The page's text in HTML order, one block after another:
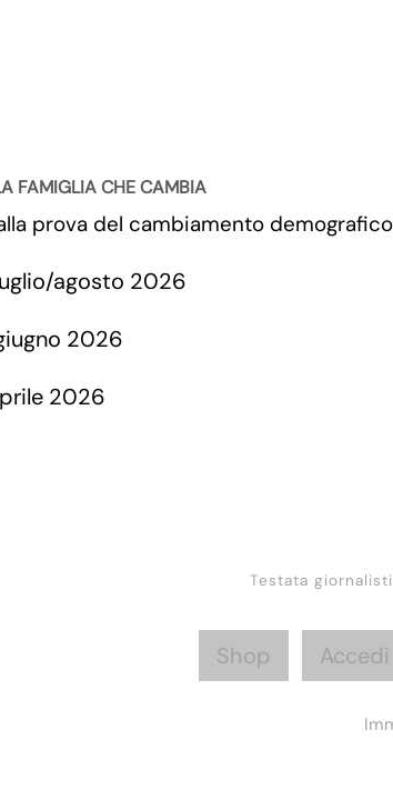
FAMIGLIA CHE CAMBIA
prova del cambiamento demografico
Testata
Shop Accedi